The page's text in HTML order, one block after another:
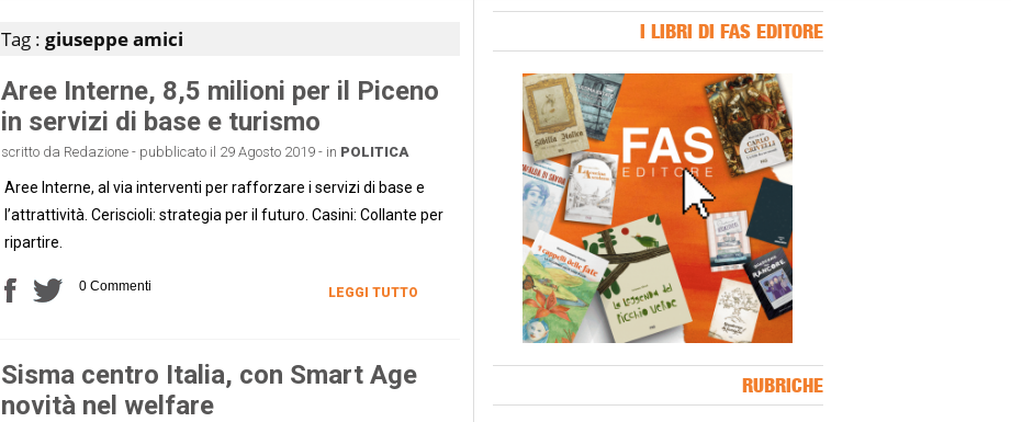
Tag : giuseppe amici
Aree Interne, 8,5 milioni per il Piceno
in servizi di base e turismo
scritto da Redazione - pubblicato il 29 Agosto 2019 - in POLITICA
Aree Interne, al via interventi per rafforzare i servizi di base e
l’attrattività. Ceriscioli: strategia per il futuro. Casini: Collante per
ripartire.
0 Commenti LEGGI TUTTO
Sisma centro Italia, con Smart Age
novità nel welfare
I LIBRI DI FAS EDITORE
RUBRICHE